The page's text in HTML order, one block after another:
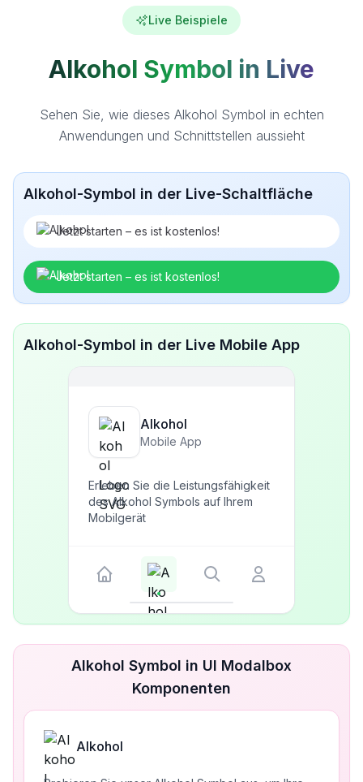
Live Beispiele
Alkohol Symbol in Live
Sehen Sie, wie dieses Alkohol Symbol in echten
Anwendungen und Schnittstellen aussieht
Alkohol-Symbol in der Live-Schaltfläche
Jetzt starten – es ist kostenlos!
Jetzt starten – es ist kostenlos!
Alkohol-Symbol in der Live Mobile App
Alkohol
Mobile App
Erleben Sie die Leistungsfähigkeit
des Alkohol Symbols auf Ihrem
Mobilgerät
Alkohol Symbol in UI Modalbox
Komponenten
Alkohol